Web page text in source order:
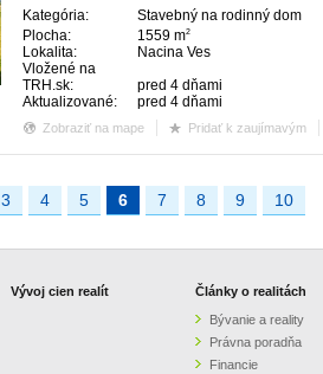
Kategória:
Stavebný na rodinný dom
Plocha:
1559 m2
Lokalita:
Nacina Ves
Vložené na
TRH.sk:
pred 4 dňami
Aktualizované:
pred 4 dňami
Zobraziť na mape Pridať k zaujímavým
3 4 5 6 7 8 9 10
Vývoj cien realít
Články o realitách
Bývanie a reality
Právna poradňa
Financie